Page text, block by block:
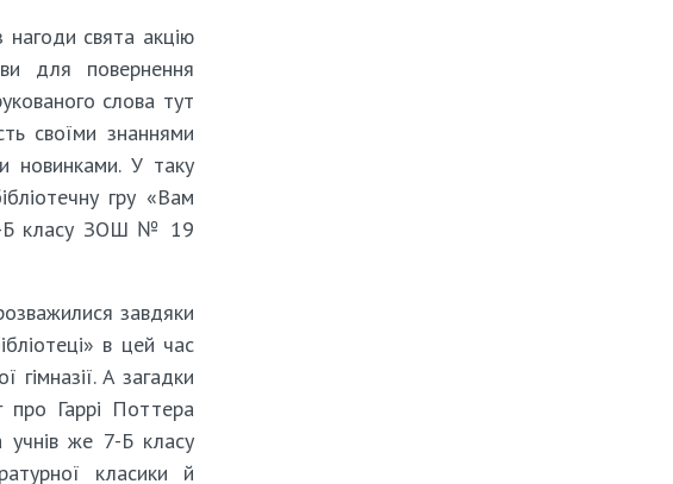
нагоди свята акцію
для повернення
слова тут
своїми знаннями
новинками. У таку
гру «Вам
Б класу ЗОШ № 19
завдяки
в цей час
А загадки
про Гаррі Поттера
же 7-Б класу
класики й